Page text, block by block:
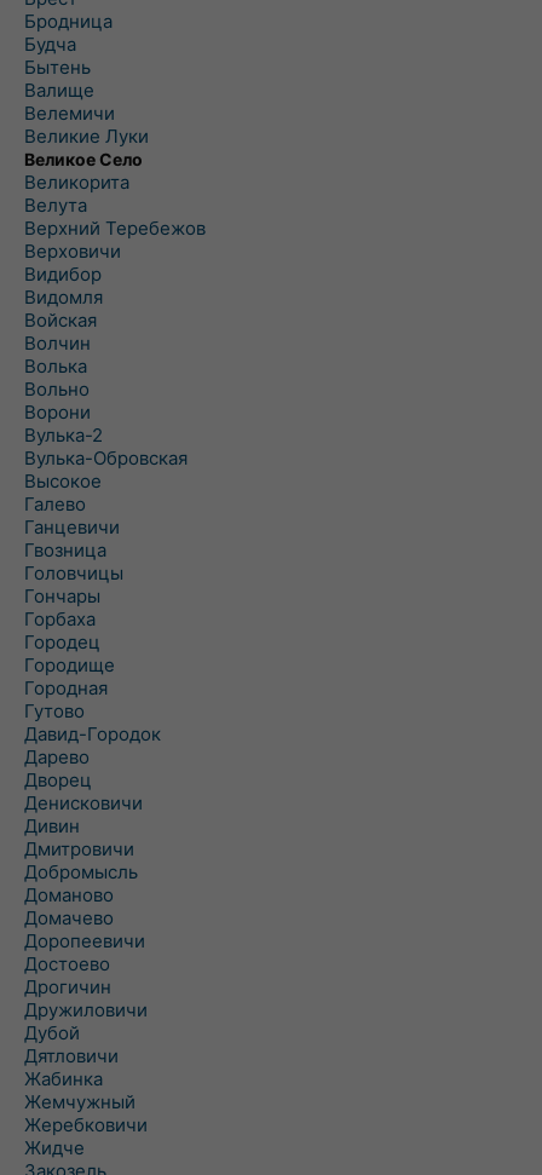
Бродница
Будча
Бытень
Валище
Велемичи
Великие Луки
Великое Село
Великорита
Велута
Верхний Теребежов
Верховичи
Видибор
Видомля
Войская
Волчин
Волька
Вольно
Ворони
Вулька-2
Вулька-Обровская
Высокое
Галево
Ганцевичи
Гвозница
Головчицы
Гончары
Горбаха
Городец
Городище
Городная
Гутово
Давид-Городок
Дарево
Дворец
Денисковичи
Дивин
Дмитровичи
Добромысль
Доманово
Домачево
Доропеевичи
Достоево
Дрогичин
Дружиловичи
Дубой
Дятловичи
Жабинка
Жемчужный
Жеребковичи
Жидче